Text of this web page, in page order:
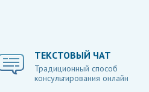
ТЕКСТОВЫЙ ЧАТ
Традиционный способ
консультирования онлайн